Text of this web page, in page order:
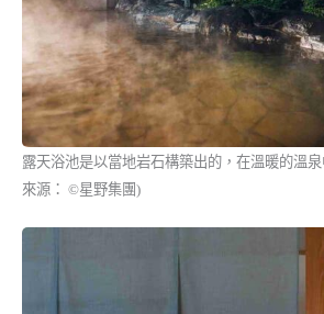
露天浴池是以當地岩石構築出的，在溫暖的溫
來源： ©星野集團)